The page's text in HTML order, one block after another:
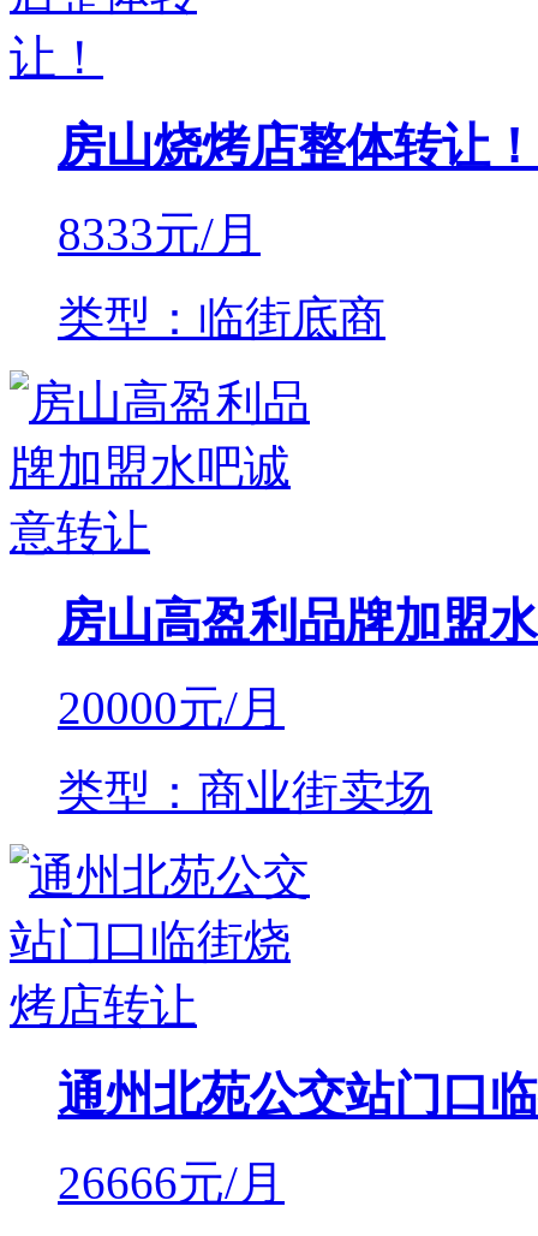
房山烧烤店整体转让！
8333元/月
类型：临街底商
房山高盈利品牌加盟
20000元/月
类型：商业街卖场
通州北苑公交站门口
26666元/月